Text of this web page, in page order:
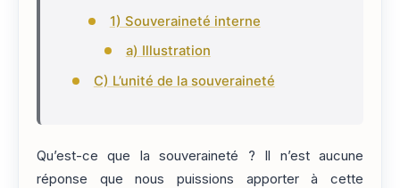
1) Souveraineté interne
a) Illustration
C) L’unité de la souveraineté
Qu’est-ce que la souveraineté ? Il n’est aucune
réponse que nous puissions apporter à cette